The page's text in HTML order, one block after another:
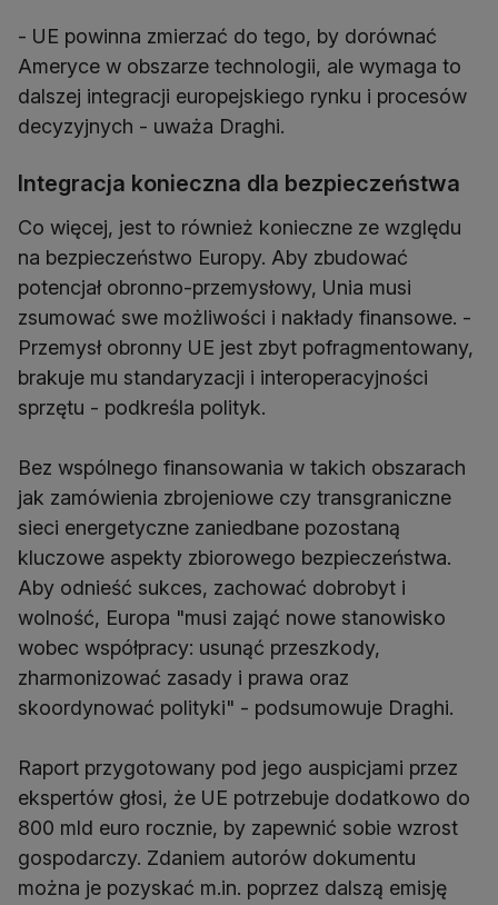
- UE powinna zmierzać do tego, by dorównać
Ameryce w obszarze technologii, ale wymaga to
dalszej integracji europejskiego rynku i procesów
decyzyjnych - uważa Draghi.
Integracja konieczna dla bezpieczeństwa
Co więcej, jest to również konieczne ze względu
na bezpieczeństwo Europy. Aby zbudować
potencjał obronno-przemysłowy, Unia musi
zsumować swe możliwości i nakłady finansowe. -
Przemysł obronny UE jest zbyt pofragmentowany,
brakuje mu standaryzacji i interoperacyjności
sprzętu - podkreśla polityk.
Bez wspólnego finansowania w takich obszarach
jak zamówienia zbrojeniowe czy transgraniczne
sieci energetyczne zaniedbane pozostaną
kluczowe aspekty zbiorowego bezpieczeństwa.
Aby odnieść sukces, zachować dobrobyt i
wolność, Europa "musi zająć nowe stanowisko
wobec współpracy: usunąć przeszkody,
zharmonizować zasady i prawa oraz
skoordynować polityki" - podsumowuje Draghi.
Raport przygotowany pod jego auspicjami przez
ekspertów głosi, że UE potrzebuje dodatkowo do
800 mld euro rocznie, by zapewnić sobie wzrost
gospodarczy. Zdaniem autorów dokumentu
można je pozyskać m.in. poprzez dalszą emisję